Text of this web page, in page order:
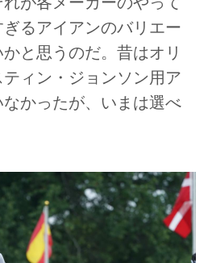
るアイアンのバリエー
と思うのだ。昔はオリ
ィン・ジョンソン用ア
かったが、いまは選べ